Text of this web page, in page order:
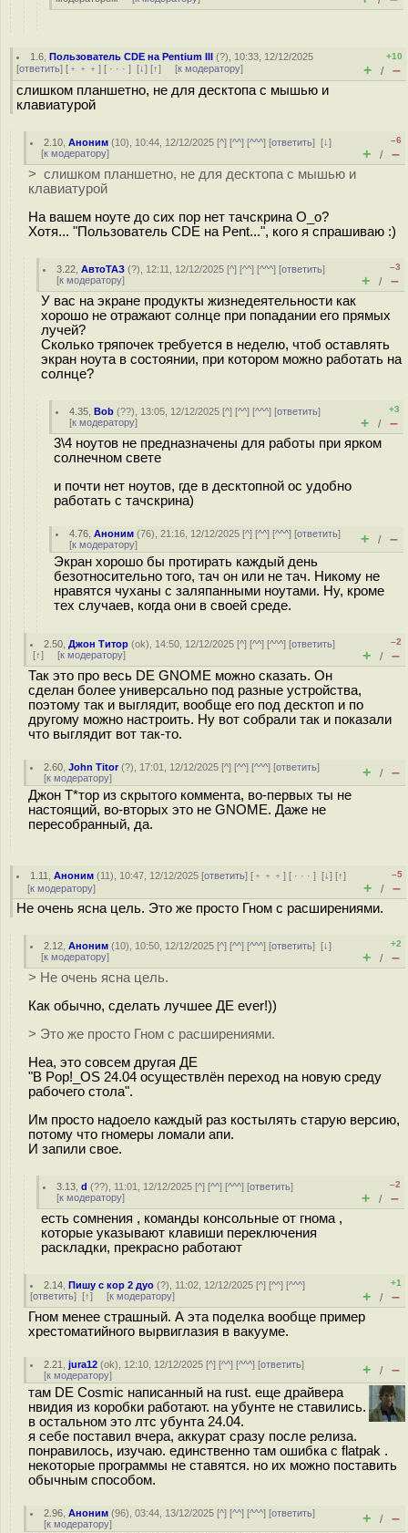
1.6 ,Пользователь CDE на Pentium III (?), 10:33, 12/12/2025
[ответить] [ ﹢﹢﹢ ] [ · · · ] [↓] [↑] [к модератору]
+10
+ / –
слишком планшетно, не для десктопа с мышью и
клавиатурой
2.10 ,Аноним (10), 10:44, 12/12/2025 [^] [^^] [^^^] [ответить][↓]
[к модератору]
–6
+ / –
> слишком планшетно, не для десктопа с мышью и
клавиатурой
На вашем ноуте до сих пор нет тачскрина О_о?
Хотя... "Пользователь CDE на Pent...", кого я спрашиваю :)
3.22 ,АвтоТАЗ (?), 12:11, 12/12/2025 [^] [^^] [^^^] [ответить]
[к модератору]
–3
+ / –
У вас на экране продукты жизнедеятельности как
хорошо не отражают солнце при попадании его прямых
лучей?
Сколько тряпочек требуется в неделю, чтоб оставлять
экран ноута в состоянии, при котором можно работать на
солнце?
4.35 ,Bob (??), 13:05, 12/12/2025 [^] [^^] [^^^] [ответить]
[к модератору]
+3
+ / –
3\4 ноутов не предназначены для работы при ярком
солнечном свете
и почти нет ноутов, где в десктопной ос удобно
работать с тачскрина)
4.76 ,Аноним (76), 21:16, 12/12/2025 [^] [^^] [^^^] [ответить]
[к модератору] + / –
Экран хорошо бы протирать каждый день
безотносительно того, тач он или не тач. Никому не
нравятся чуханы с заляпанными ноутами. Ну, кроме
тех случаев, когда они в своей среде.
2.50 ,Джон Титор (ok), 14:50, 12/12/2025 [^] [^^] [^^^] [ответить]
[↑] [к модератору]
–2
+ / –
Так это про весь DE GNOME можно сказать. Он
сделан более универсально под разные устройства,
поэтому так и выглядит, вообще его под десктоп и по
другому можно настроить. Ну вот собрали так и показали
что выглядит вот так-то.
2.60 ,John Titor(?), 17:01, 12/12/2025 [^] [^^] [^^^] [ответить]
[к модератору] + / –
Джон Т*тор из скрытого коммента, во-первых ты не
настоящий, во-вторых это не GNOME. Даже не
пересобранный, да.
1.11 ,Аноним (11), 10:47, 12/12/2025 [ответить] [ ﹢﹢﹢] [ · · ·][↓] [↑]
[к модератору]
–5
+ / –
Не очень ясна цель. Это же просто Гном с расширениями.
2.12 ,Аноним (10), 10:50, 12/12/2025 [^] [^^] [^^^] [ответить][↓]
[к модератору]
+2
+ / –
> Не очень ясна цель.
Как обычно, сделать лучшее ДЕ ever!))
> Это же просто Гном с расширениями.
Неа, это совсем другая ДЕ
"В Pop!_OS 24.04 осуществлён переход на новую среду
рабочего стола".
Им просто надоело каждый раз костылять старую версию,
потому что гномеры ломали апи.
И запили свое.
3.13 ,d (??), 11:01, 12/12/2025 [^] [^^] [^^^] [ответить]
[к модератору]
–2
+ / –
есть сомнения , команды консольные от гнома ,
которые указывают клавиши переключения
раскладки, прекрасно работают
2.14 ,Пишу с кор 2 дуо (?), 11:02, 12/12/2025 [^] [^^] [^^^]
[ответить] [↑] [к модератору]
+1
+ / –
Гном менее страшный. А эта поделка вообще пример
хрестоматийного вырвиглазия в вакууме.
2.21 ,jura12 (ok), 12:10, 12/12/2025 [^] [^^] [^^^] [ответить]
[к модератору] + / –
там DE Cosmic написанный на rust. еще драйвера
нвидия из коробки работают. на убунте не ставились.
в остальном это лтс убунта 24.04.
я себе поставил вчера, аккурат сразу после релиза.
понравилось, изучаю. единственно там ошибка с flatpak .
некоторые программы не ставятся. но их можно поставить
обычным способом.
2.96 ,Аноним (96), 03:44, 13/12/2025 [^] [^^] [^^^] [ответить]
[к модератору] + / –